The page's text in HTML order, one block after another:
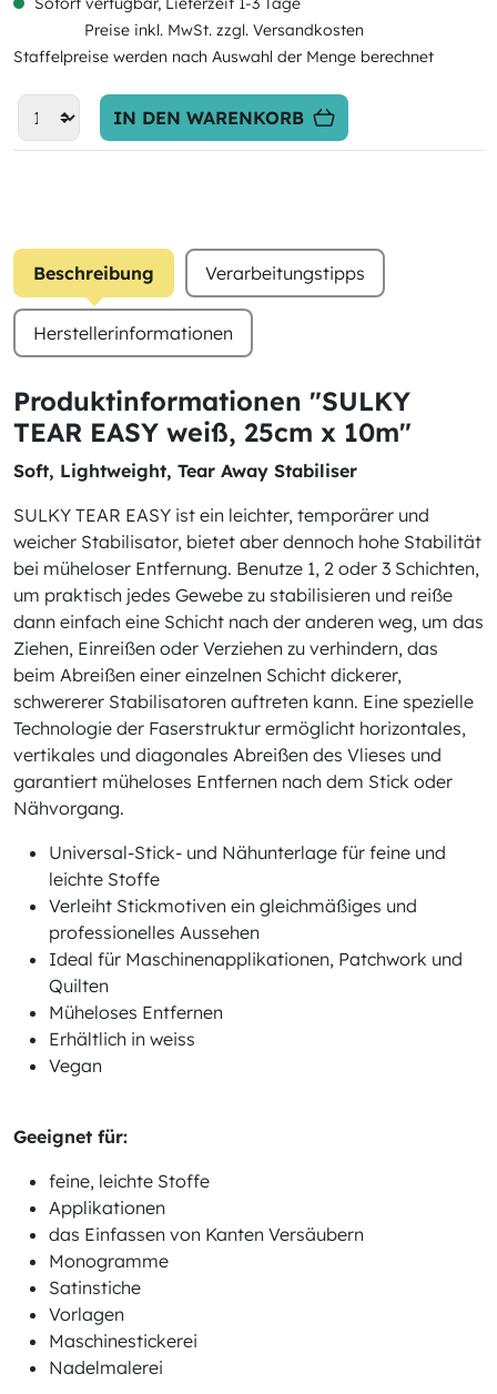
Preise inkl. MwSt. zzgl. Versandkosten
Staffelpreise werden nach Auswahl der Menge berechnet
IN DEN WARENKORB
Beschreibung Verarbeitungstipps
Herstellerinformationen
Produktinformationen "SULKY
TEAR EASY weiß, 25cm x 10m"
Soft, Lightweight, Tear Away Stabiliser
SULKY TEAR EASY ist ein leichter, temporärer und
weicher Stabilisator, bietet aber dennoch hohe Stabilität
bei müheloser Entfernung. Benutze 1, 2 oder 3 Schichten,
um praktisch jedes Gewebe zu stabilisieren und reiße
dann einfach eine Schicht nach der anderen weg, um das
Ziehen, Einreißen oder Verziehen zu verhindern, das
beim Abreißen einer einzelnen Schicht dickerer,
schwererer Stabilisatoren auftreten kann. Eine spezielle
Technologie der Faserstruktur ermöglicht horizontales,
vertikales und diagonales Abreißen des Vlieses und
garantiert müheloses Entfernen nach dem Stick oder
Nähvorgang.
Universal-Stick- und Nähunterlage für feine und
leichte Stoffe
Verleiht Stickmotiven ein gleichmäßiges und
professionelles Aussehen
Ideal für Maschinenapplikationen, Patchwork und
Quilten
Müheloses Entfernen
Erhältlich in weiss
Vegan
Geeignet für:
feine, leichte Stoffe
Applikationen
das Einfassen von Kanten Versäubern
Monogramme
Satinstiche
Vorlagen
Maschinestickerei
Nadelmalerei